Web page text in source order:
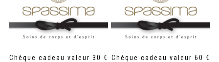
Chèque cadeau valeur 30 € Chèque cadeau valeur 60 €